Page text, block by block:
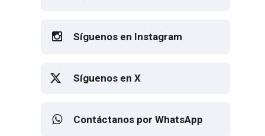
Síguenos en Instagram
Síguenos en X
Contáctanos por WhatsApp